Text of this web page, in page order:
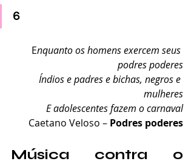
6
Enquanto os homens exercem seus
podres poderes
Índios e padres e bichas, negros e
mulheres
E adolescentes fazem o carnaval
Caetano Veloso – Podres poderes
Música contra o